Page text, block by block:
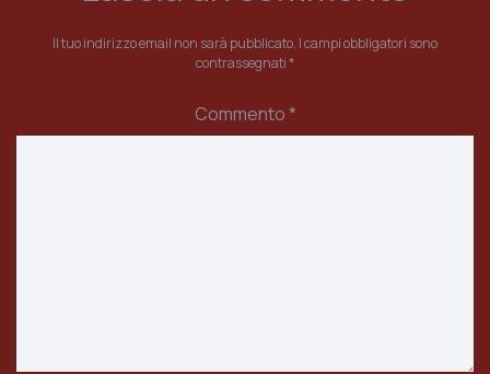
Il tuo indirizzo email non sarà pubblicato. I campi obbligatori sono
contrassegnati*
Commento*